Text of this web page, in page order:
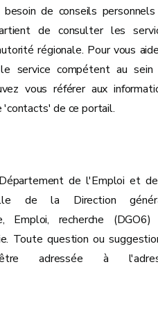
de conseils
de consulter les
régionale. Pour vous
service compétent au sein
vous référer aux
'contacts' de ce portail.
de l'Emploi et
de la Direction
Emploi, recherche
Toute question ou
adressée à